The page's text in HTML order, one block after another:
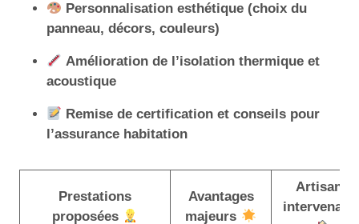
Personnalisation esthétique (choix du
panneau, décors, couleurs)
Amélioration de l’isolation thermique et
acoustique
Remise de certification et conseils pour
l’assurance habitation
Prestations
proposées
Avantages
majeurs
Artisans